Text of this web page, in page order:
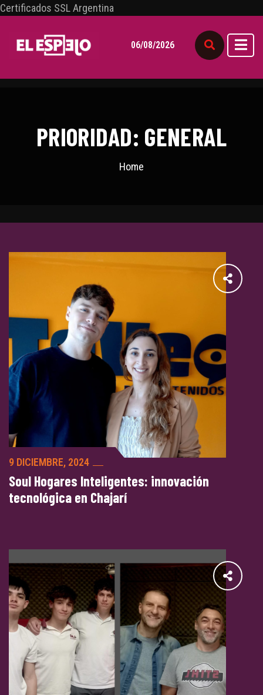
Certificados SSL Argentina
06/08/2026
PRIORIDAD: GENERAL
Home
9 DICIEMBRE, 2024
Soul Hogares Inteligentes: innovación
tecnológica en Chajarí